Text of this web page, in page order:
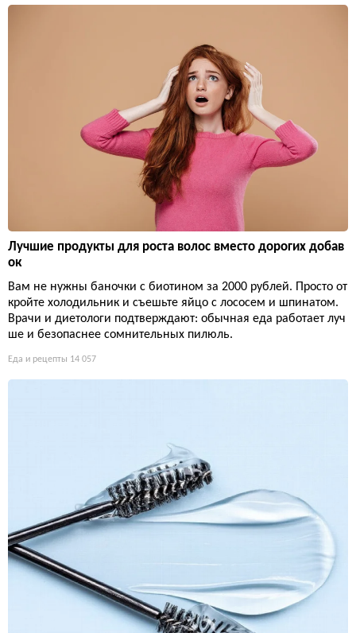
Лучшие продукты для роста волос вместо дорогих добав
ок
Вам не нужны баночки с биотином за 2000 рублей. Просто от
кройте холодильник и съешьте яйцо с лососем и шпинатом.
Врачи и диетологи подтверждают: обычная еда работает луч
ше и безопаснее сомнительных пилюль.
Еда и рецепты 14 057